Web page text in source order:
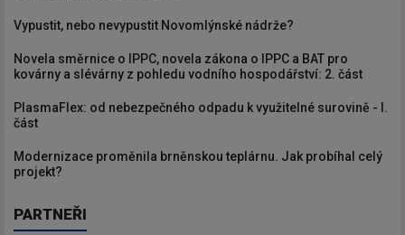
Vypustit, nebo nevypustit Novomlýnské nádrže?
Novela směrnice o IPPC, novela zákona o IPPC a BAT pro
kovárny a slévárny z pohledu vodního hospodářství: 2. část
PlasmaFlex: od nebezpečného odpadu k využitelné surovině - I.
část
Modernizace proměnila brněnskou teplárnu. Jak probíhal celý
projekt?
PARTNEŘI